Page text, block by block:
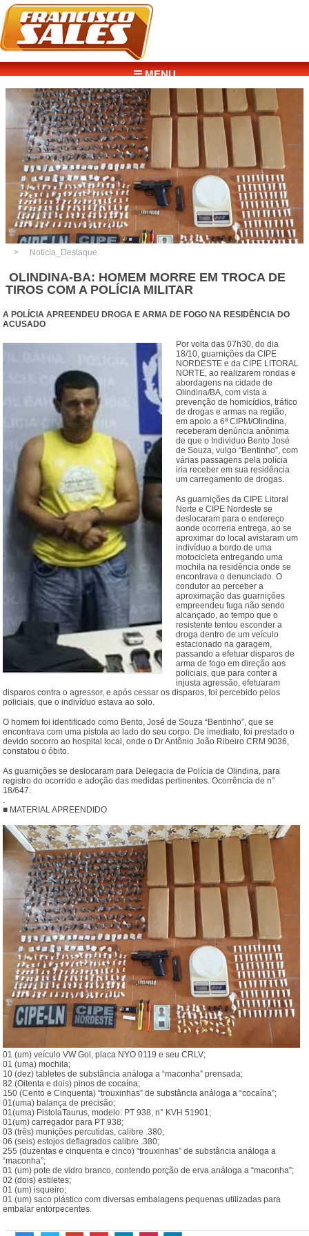
☰ MENU
Noticia_Destaque
OLINDINA-BA: HOMEM MORRE EM TROCA DE
TIROS COM A POLÍCIA MILITAR
A POLÍCIA APREENDEU DROGA E ARMA DE FOGO NA RESIDÊNCIA DO
ACUSADO
Por volta das 07h30, do dia
18/10, guarnições da CIPE
NORDESTE e da CIPE LITORAL
NORTE, ao realizarem rondas e
abordagens na cidade de
Olindina/BA, com vista a
prevenção de homicídios, tráfico
de drogas e armas na região,
em apoio a 6ª CIPM/Olindina,
receberam denúncia anônima
de que o Individuo Bento José
de Souza, vulgo “Bentinho”, com
várias passagens pela polícia
iria receber em sua residência
um carregamento de drogas.
As guarnições da CIPE Litoral
Norte e CIPE Nordeste se
deslocaram para o endereço
aonde ocorreria entrega, ao se
aproximar do local avistaram um
indivíduo a bordo de uma
motocicleta entregando uma
mochila na residência onde se
encontrava o denunciado. O
condutor ao perceber a
aproximação das guarnições
empreendeu fuga não sendo
alcançado, ao tempo que o
resistente tentou esconder a
droga dentro de um veículo
estacionado na garagem,
passando a efetuar disparos de
arma de fogo em direção aos
policiais, que para conter a
injusta agressão, efetuaram
disparos contra o agressor, e após cessar os disparos, foi percebido pelos
policiais, que o indivíduo estava ao solo.
O homem foi identificado como Bento, José de Souza “Bentinho”, que se
encontrava com uma pistola ao lado do seu corpo. De imediato, foi prestado o
devido socorro ao hospital local, onde o Dr Antônio João Ribeiro CRM 9036,
constatou o óbito.
As guarnições se deslocaram para Delegacia de Polícia de Olindina, para
registro do ocorrido e adoção das medidas pertinentes. Ocorrência de n°
18/647.
.
■ MATERIAL APREENDIDO
01 (um) veículo VW Gol, placa NYO 0119 e seu CRLV;
01 (uma) mochila;
10 (dez) tabletes de substância análoga a “maconha” prensada;
82 (Oitenta e dois) pinos de cocaína;
150 (Cento e Cinquenta) “trouxinhas” de substância análoga a “cocaína”;
01(uma) balança de precisão;
01(uma) PistolaTaurus, modelo: PT 938, n° KVH 51901;
01(um) carregador para PT 938;
03 (três) munições percutidas, calibre .380;
06 (seis) estojos deflagrados calibre .380;
255 (duzentas e cinquenta e cinco) “trouxinhas” de substância análoga a
“maconha”;
01 (um) pote de vidro branco, contendo porção de erva análoga a “maconha”;
02 (dois) estiletes;
01 (um) isqueiro;
01 (um) saco plástico com diversas embalagens pequenas utilizadas para
embalar entorpecentes.